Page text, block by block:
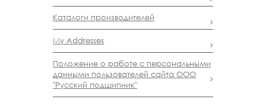
Каталоги производителей
My Addresses
Положение о работе с персональными
данными пользователей сайта ООО
"Русский подшипник"